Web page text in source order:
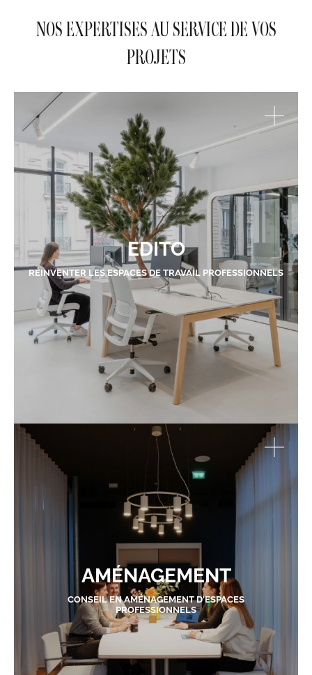
NOS EXPERTISES AU SERVICE DE VOS
PROJETS
EDITO
RÉINVENTER LES ESPACES DE TRAVAIL PROFESSIONNELS
AMÉNAGEMENT
CONSEIL EN AMÉNAGEMENT D'ESPACES
PROFESSIONNELS